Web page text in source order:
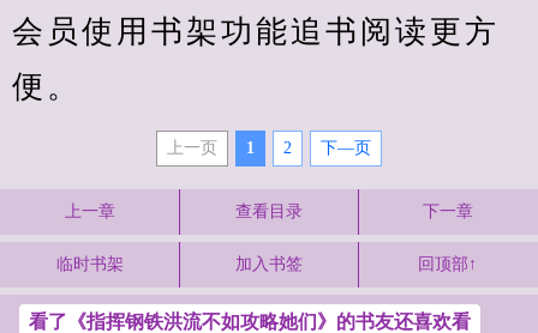
会员使用书架功能追书阅读更方
便。
上一页 1 2 下—页
上一章 查看目录 下一章
临时书架 加入书签 回顶部↑
看了《指挥钢铁洪流不如攻略她们》的书友还喜欢看